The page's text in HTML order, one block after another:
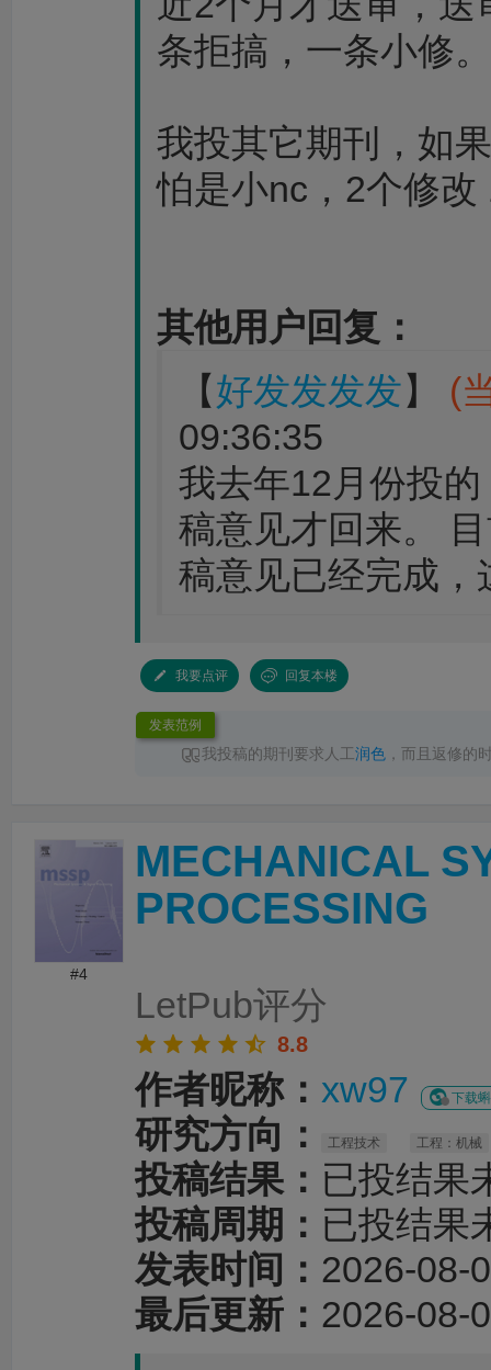
条拒搞，一条小修。
我投其它期刊，如
怕是小nc，2个修
其他用户回复：
【好发发发发】 (
09:36:35
我去年12月份投
稿意见才回来。
稿意见已经完成
我要点评 回复本楼
发表范例
我投稿的期刊要求人工润色 ，而且返修的
#4
MECHANICAL
PROCESSING
LetPub评分
8.8
作者昵称： xw97 下载
研究方向： 工程技术 工程：机械
投稿结果： 已投结果
投稿周期： 已投结果
发表时间： 2026-08-
最后更新： 2026-08-